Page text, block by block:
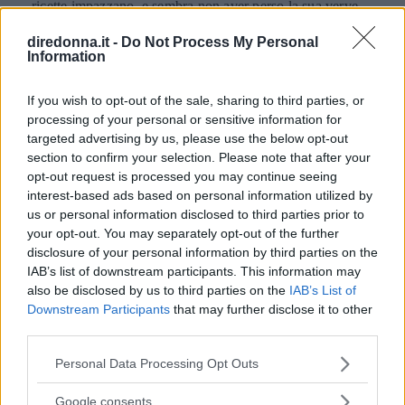
diredonna.it - Do Not Process My Personal
Information
If you wish to opt-out of the sale, sharing to third parties, or
processing of your personal or sensitive information for
targeted advertising by us, please use the below opt-out
section to confirm your selection. Please note that after your
opt-out request is processed you may continue seeing
interest-based ads based on personal information utilized by
us or personal information disclosed to third parties prior to
your opt-out. You may separately opt-out of the further
disclosure of your personal information by third parties on the
IAB’s list of downstream participants. This information may
also be disclosed by us to third parties on the IAB’s List of
Downstream Participants that may further disclose it to other
Please note that this website/app uses one or more Google
not limited to your visit or usage behaviour. You may click to
Personal Data Processing Opt Outs
Google consents
ricette impazzano, e sembra non aver perso la sua verve
veramente stupendo.
ELIANA MAGNOLO